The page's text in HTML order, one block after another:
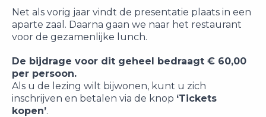
Net als vorig jaar vindt de presentatie plaats in een
aparte zaal. Daarna gaan we naar het restaurant
voor de gezamenlijke lunch.
De bijdrage voor dit geheel bedraagt € 60,00
per persoon.
Als u de lezing wilt bijwonen, kunt u zich
inschrijven en betalen via de knop ‘Tickets
kopen’.